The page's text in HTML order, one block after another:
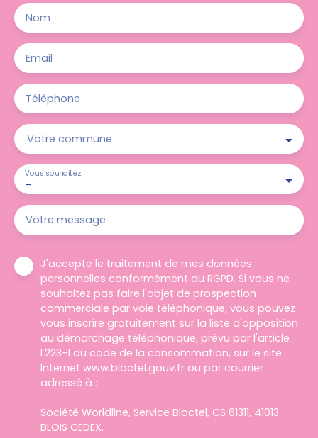
Nom
Email
Téléphone
Votre commune
-
Vous souhaitez
Votre message
J'accepte le traitement de mes données
personnelles conformément au RGPD. Si vous ne
souhaitez pas faire l'objet de prospection
commerciale par voie téléphonique, vous pouvez
vous inscrire gratuitement sur la liste d'opposition
au démarchage téléphonique, prévu par l'article
L223-1 du code de la consommation, sur le site
Internet www.bloctel.gouv.fr ou par courrier
adressé à :
Société Worldline, Service Bloctel, CS 61311, 41013
BLOIS CEDEX.